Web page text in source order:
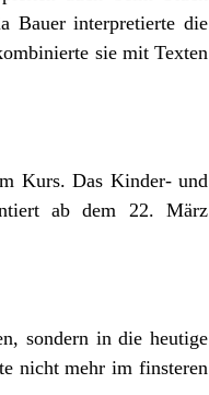
Bauer interpretierte die
sie mit Texten
Kurs. Das Kinder- und
ab dem 22. März
sondern in die heutige
nicht mehr im finsteren